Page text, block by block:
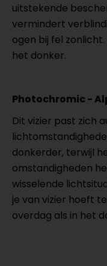
uitstekende
vermindert
ogen bij fel
het donker.
Photochromic -
Dit vizier past zich
donkerder, terwijl
omstandigheden
wisselende
je van vizier hoeft
overdag als in het